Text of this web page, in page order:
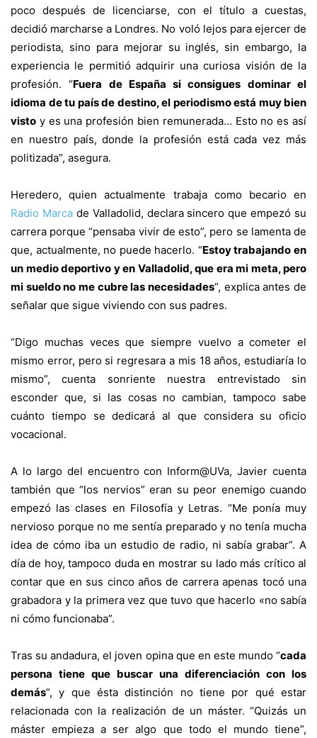
poco después de licenciarse, con el título a cuestas,
decidió marcharse a Londres. No voló lejos para ejercer de
periodista, sino para mejorar su inglés, sin embargo, la
experiencia le permitió adquirir una curiosa visión de la
profesión. “Fuera de España si consigues dominar el
idioma de tu país de destino, el periodismo está muy bien
visto y es una profesión bien remunerada… Esto no es así
en nuestro país, donde la profesión está cada vez más
politizada”, asegura.
Heredero, quien actualmente trabaja como becario en
Radio Marcade Valladolid, declara sincero que empezó su
carrera porque “pensaba vivir de esto”, pero se lamenta de
que, actualmente, no puede hacerlo. “Estoy trabajando en
un medio deportivo y en Valladolid, que era mi meta, pero
mi sueldo no me cubre las necesidades”, explica antes de
señalar que sigue viviendo con sus padres.
“Digo muchas veces que siempre vuelvo a cometer el
mismo error, pero si regresara a mis 18 años, estudiaría lo
mismo”, cuenta sonriente nuestra entrevistado sin
esconder que, si las cosas no cambian, tampoco sabe
cuánto tiempo se dedicará al que considera su oficio
vocacional.
A lo largo del encuentro con Inform@UVa, Javier cuenta
también que “los nervios” eran su peor enemigo cuando
empezó las clases en Filosofía y Letras. “Me ponía muy
nervioso porque no me sentía preparado y no tenía mucha
idea de cómo iba un estudio de radio, ni sabía grabar”. A
día de hoy, tampoco duda en mostrar su lado más crítico al
contar que en sus cinco años de carrera apenas tocó una
grabadora y la primera vez que tuvo que hacerlo «no sabía
ni cómo funcionaba”.
Tras su andadura, el joven opina que en este mundo “cada
persona tiene que buscar una diferenciación con los
demás”, y que ésta distinción no tiene por qué estar
relacionada con la realización de un máster. “Quizás un
máster empieza a ser algo que todo el mundo tiene”,